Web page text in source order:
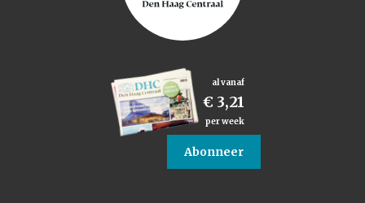
al vanaf
€ 3,21
per week
Abonneer